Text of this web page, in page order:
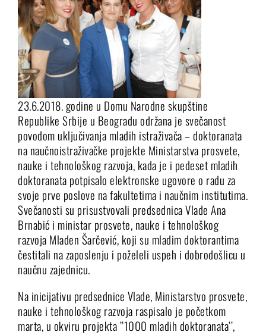
23.6.2018. godine u Domu Narodne skupštine
Republike Srbije u Beogradu održana je svečanost
povodom uključivanja mladih istraživača – doktoranata
na naučnoistraživačke projekte Ministarstva prosvete,
nauke i tehnološkog razvoja, kada je i pedeset mladih
doktoranata potpisalo elektronske ugovore o radu za
svoje prve poslove na fakultetima i naučnim institutima.
Svečanosti su prisustvovali predsednica Vlade Ana
Brnabić i ministar prosvete, nauke i tehnološkog
razvoja Mladen Šarčević, koji su mladim doktorantima
čestitali na zaposlenju i poželeli uspeh i dobrodošlicu u
naučnu zajednicu.
Na inicijativu predsednice Vlade, Ministarstvo prosvete,
nauke i tehnološkog razvoja raspisalo je početkom
marta, u okviru projekta ’’1000 mladih doktoranata’’,